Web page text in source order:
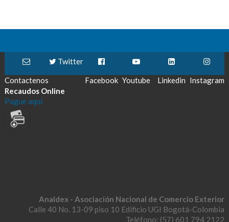
Contactenos
Twitter
Facebook Youtube Linkedin Instagram
Recaudos Online
Pague aquí
Analdex - Asociación Nacional de Comercio Exterior
Calle 40 No. 13-09 piso 10 Edificio UGI Bogotá-Colombia
Teléfono: (57) 601 794 2122